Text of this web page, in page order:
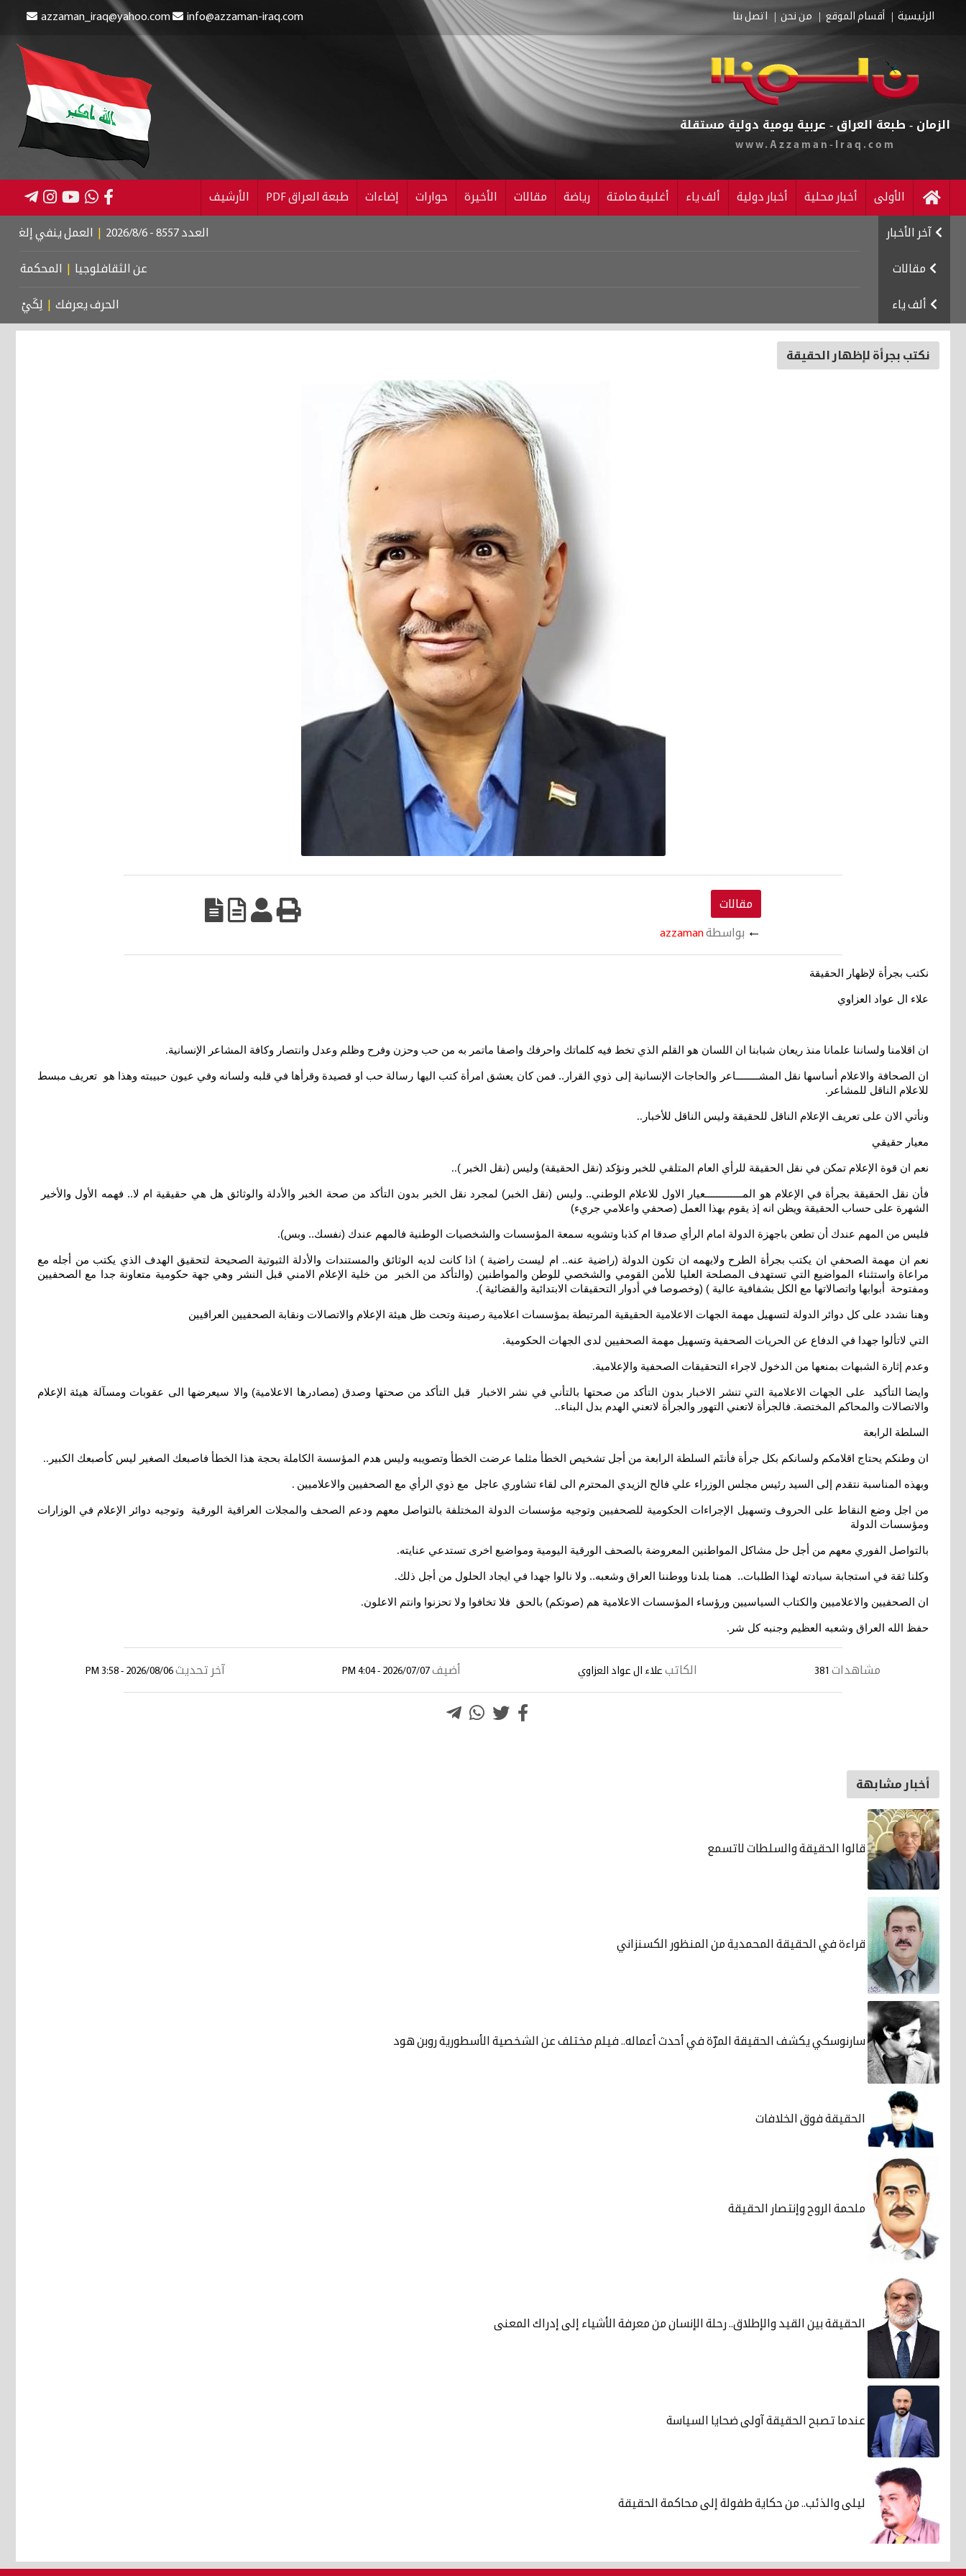
الرئيسية أقسام الموقع من نحن اتصل بنا azzaman_iraq@yahoo.com info@azzaman-iraq.com
الزمان - طبعة العراق - عربية يومية دولية مستقلة
www.Azzaman-Iraq.com
الأولى أخبار محلية أخبار دولية ألف ياء أغلبية صامتة رياضة مقالات الأخيرة حوارات إضاءات طبعة العراق PDF الأرشيف
آخر الأخبار | العمل ينفي إلغاء الإعانة عن
مقالات عن الثقافلوجيا | المحكمة الجنائية
ألف ياء الحرف يعرفك | لِكَيْ أُبَالِغَ فِي
نكتب بجرأة لإظهار الحقيقة
مقالات
← بواسطةazzaman
نكتب بجرأة لإظهار الحقيقة
علاء ال عواد العزاوي
ان اقلامنا ولساننا علمانا منذ ريعان شبابنا ان اللسان هو القلم الذي تخط فيه كلماتك واحرفك واصفا ماتمر به من حب وحزن وفرح وظلم وعدل وانتصار وكافة المشاعر الإنسانية.
ان الصحافة والاعلام أساسها نقل المشــــــــاعر والحاجات الإنسانية إلى ذوي القرار.. فمن كان يعشق امرأة كتب اليها رسالة حب او قصيدة وقرأها في قلبه ولسانه وفي عيون حبيبته وهذا هو تعريف مبسط
للاعلام الناقل للمشاعر .
ونأتي الان على تعريف الإعلام الناقل للحقيقة وليس الناقل للأخبار ..
معيار حقيقي
نعم ان قوة الإعلام تمكن في نقل الحقيقة للرأي العام المتلقي للخبر ونؤكد (نقل الحقيقة) وليس (نقل الخبر )..
فأن نقل الحقيقة بجرأة في الإعلام هو المـــــــــــــعيار الاول للاعلام الوطني.. وليس (نقل الخبر) لمجرد نقل الخبر بدون التأكد من صحة الخبر والأدلة والوثائق هل هي حقيقية ام لا.. فهمه الأول والأخير
الشهرة على حساب الحقيقة ويظن انه إذ يقوم بهذا العمل (صحفي واعلامي جريء)
فليس من المهم عندك أن تطعن باجهزة الدولة امام الرأي صدقا ام كذبا وتشويه سمعة المؤسسات والشخصيات الوطنية فالمهم عندك (نفسك.. وبس).
نعم ان مهمة الصحفي ان يكتب بجرأة الطرح ولايهمه ان تكون الدولة (راضية عنه.. ام ليست راضية ) اذا كانت لديه الوثائق والمستندات والأدلة الثبوتية الصحيحة لتحقيق الهدف الذي يكتب من أجله مع
مراعاة واستثناء المواضيع التي تستهدف المصلحة العليا للأمن القومي والشخصي للوطن والمواطنين (والتأكد من الخبر من خلية الإعلام الامني قبل النشر وهي جهة حكومية متعاونة جدا مع الصحفيين
ومفتوحة أبوابها واتصالاتها مع الكل بشفافية عالية ) (وخصوصا في أدوار التحقيقات الابتدائية والقضائية ).
وهنا نشدد على كل دوائر الدولة لتسهيل مهمة الجهات الاعلامية الحقيقية المرتبطة بمؤسسات اعلامية رصينة وتحت ظل هيئة الإعلام والاتصالات ونقابة الصحفيين العراقيين
التي لاتألوا جهدا في الدفاع عن الحريات الصحفية وتسهيل مهمة الصحفيين لدى الجهات الحكومية.
وعدم إثارة الشبهات بمنعها من الدخول لاجراء التحقيقات الصحفية والإعلامية.
وايضا التأكيد على الجهات الاعلامية التي تنشر الاخبار بدون التأكد من صحتها بالتأني في نشر الاخبار قبل التأكد من صحتها وصدق (مصادرها الاعلامية) والا سيعرضها الى عقوبات ومسآلة هيئة الإعلام
والاتصالات والمحاكم المختصة. فالجرأة لاتعني التهور والجرأة لاتعني الهدم بدل البناء..
السلطة الرابعة
ان وطنكم يحتاج اقلامكم ولسانكم بكل جرأة فأنتَم السلطة الرابعة من أجل تشخيص الخطأ مثلما عرضت الخطأ وتصويبه وليس هدم المؤسسة الكاملة بحجة هذا الخطأ فاصبعك الصغير ليس كأصبعك الكبير ..
وبهذه المناسبة نتقدم إلى السيد رئيس مجلس الوزراء علي فالح الزيدي المحترم الى لقاء تشاوري عاجل مع ذوي الرأي مع الصحفيين والاعلاميين .
من اجل وضع النقاط على الحروف وتسهيل الإجراءات الحكومية للصحفيين وتوجيه مؤسسات الدولة المختلفة بالتواصل معهم ودعم الصحف والمجلات العراقية الورقية وتوجيه دوائر الإعلام في الوزارات
ومؤسسات الدولة
بالتواصل الفوري معهم من أجل حل مشاكل المواطنين المعروضة بالصحف الورقية اليومية ومواضيع اخرى تستدعي عنايته.
وكلنا ثقة في استجابة سيادته لهذا الطلبات.. همنا بلدنا ووطننا العراق وشعبه.. ولا نالوا جهدا في ايجاد الحلول من أجل ذلك.
ان الصحفيين والاعلاميين والكتاب السياسيين ورؤساء المؤسسات الاعلامية هم (صوتكم) بالحق فلا تخافوا ولا تحزنوا وانتم الاعلون.
حفظ الله العراق وشعبه العظيم وجنبه كل شر .
مشاهدات 381 الكاتب علاء ال عواد العزاوي أضيف 2026/07/07 - 4:04 PM آخر تحديث 2026/08/06 - 3:58 PM
أخبار مشابهة
قالوا الحقيقة والسلطات لاتسمع
قراءة في الحقيقة المحمدية من المنظور الكسنزاني
سارنوسكي يكشف الحقيقة المرّة في أحدث أعماله.. فيلم مختلف عن الشخصية الأسطورية روبن هود
الحقيقة فوق الخلافات
ملحمة الروح وإنتصار الحقيقة
الحقيقة بين القيد والإطلاق.. رحلة الإنسان من معرفة الأشياء إلى إدراك المعنى
عندما تصبح الحقيقة آولى ضحايا السياسة
ليلى والذئب.. من حكاية طفولة إلى محاكمة الحقيقة